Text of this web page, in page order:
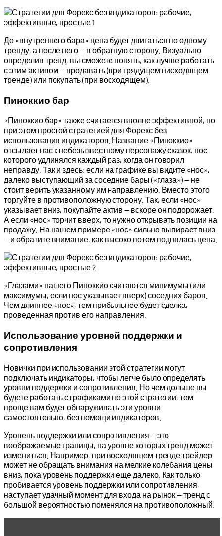
До «внутреннего бара» цена будет двигаться по одному
тренду, а после него — в обратную сторону. Визуально
определив тренд, вы сможете понять, как лучше работать
с этим активом — продавать (при грядущем нисходящем
тренде) или покупать (при восходящем).
Пиноккио бар
«Пиноккио бар» также считается вполне эффективной, но
при этом простой стратегией для Форекс без
использования индикаторов. Название «Пиноккио»
отсылает нас к небезызвестному персонажу сказок, нос
которого удлинялся каждый раз, когда он говорил
неправду. Так и здесь: если на графике вы видите «нос»,
далеко выступающий за соседние бары («глаза») — не
стоит верить указанному им направлению. Вместо этого
торгуйте в противоположную сторону. Так, если «нос»
указывает вниз, покупайте актив — вскоре он подорожает.
А если «нос» торчит вверх, то нужно открывать позиции на
продажу. На нашем примере «нос» сильно выпирает вниз
— и обратите внимание, как высоко потом поднялась цена.
«Глазами» нашего Пиноккио считаются минимумы (или
максимумы, если нос указывает вверх) соседних баров.
Чем длиннее «нос», тем прибыльнее будет сделка,
проведенная против его направления.
Использование уровней поддержки и
сопротивления
Новички при использовании этой стратегии могут
подключать индикаторы, чтобы легче было определять
уровни поддержки и сопротивления. Но чем дольше вы
будете работать с графиками по этой стратегии, тем
проще вам будет обнаруживать эти уровни
самостоятельно, без помощи индикаторов.
Уровень поддержки или сопротивления — это
воображаемые границы, на уровне которых тренд может
измениться. Например, при восходящем тренде трейдер
может не обращать внимания на мелкие колебания цены
вниз, пока уровень поддержки еще далеко. Как только
пробивается уровень поддержки или сопротивления,
наступает удачный момент для входа на рынок — тренд с
большой вероятностью поменялся на противоположный.